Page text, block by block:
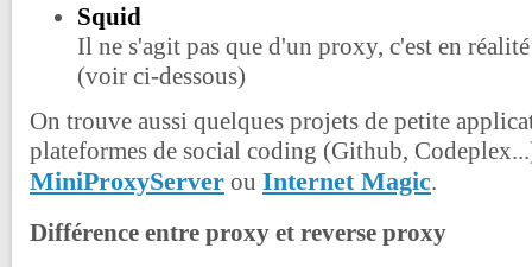
Squid
Il ne s'agit pas que d'un proxy, c'est en
(voir ci-dessous)
On trouve aussi quelques projets de petite
plateformes de social coding (Github,
MiniProxyServer ou Internet Magic.
Différence entre proxy et reverse proxy